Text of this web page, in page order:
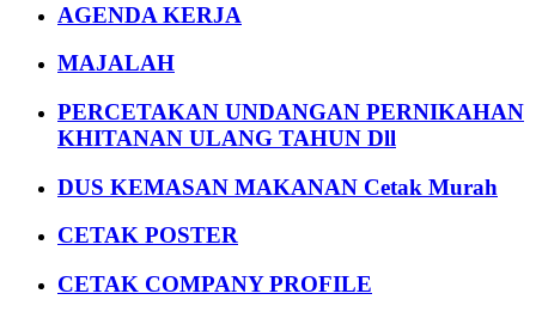
AGENDA KERJA
MAJALAH
PERCETAKAN UNDANGAN PERNIKAHAN
KHITANAN ULANG TAHUN Dll
DUS KEMASAN MAKANAN Cetak Murah
CETAK POSTER
CETAK COMPANY PROFILE